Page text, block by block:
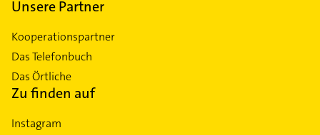
Unsere Partner
Kooperationspartner
Das Telefonbuch
Das Örtliche
Zu finden auf
Instagram